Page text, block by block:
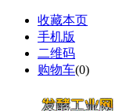
收藏本页
手机版
二维码
购物车(0)